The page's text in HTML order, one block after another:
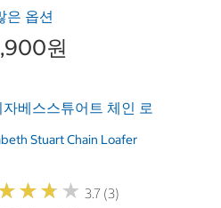
은 옵션
원
자베스스튜어트 체인 로
Stuart Chain Loafer
★★ ★
★★ ★ 3.7 (3)